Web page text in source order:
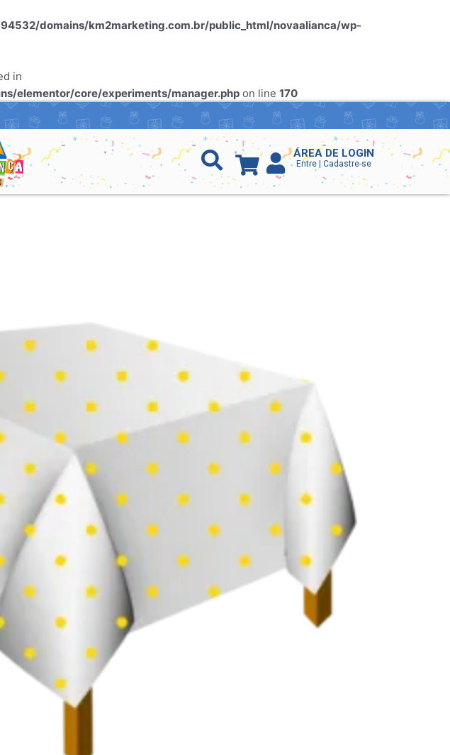
domains/km2marketing.com.br/public_html/novaalianca/wp-
in
elementor/core/experiments/manager.php on line 170
ÁREA DE LOGIN
Entre | Cadastre-se